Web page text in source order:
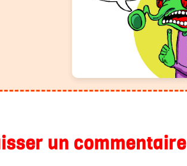
un commentaire